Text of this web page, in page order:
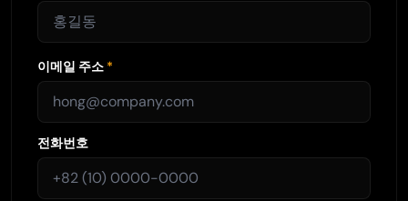
이메일 주소 *
전화번호